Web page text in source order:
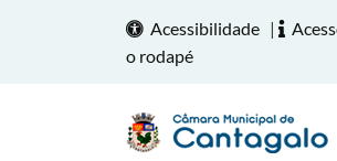
Acessibilidade |
o rodapé